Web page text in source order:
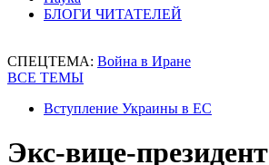
БЛОГИ ЧИТАТЕЛЕЙ
СПЕЦТЕМА: Война в Иране
ВСЕ ТЕМЫ
Вступление Украины в ЕС
Экс-вице-президент